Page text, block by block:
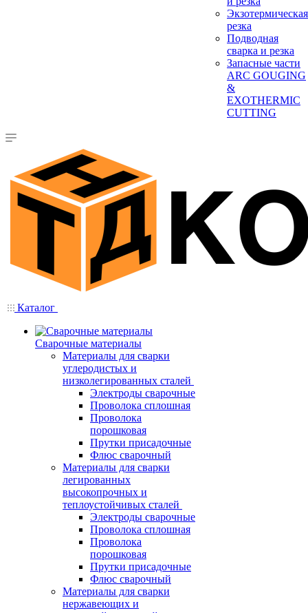
Экзотермическая
резка
Подводная
сварка и резка
Запасные части
ARC GOUGING
&
EXOTHERMIC
CUTTING
Каталог
Сварочные материалы
Материалы для сварки
углеродистых и
низколегированных сталей
Электроды сварочные
Проволока сплошная
Проволока
порошковая
Прутки присадочные
Флюс сварочный
Материалы для сварки
легированных
высокопрочных и
теплоустойчивых сталей
Электроды сварочные
Проволока сплошная
Проволока
порошковая
Прутки присадочные
Флюс сварочный
Материалы для сварки
нержавеющих и